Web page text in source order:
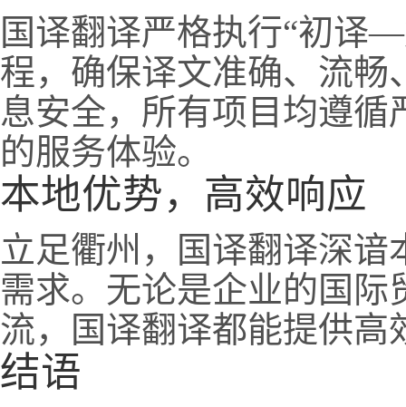
国译翻译严格执行“初
程，确保译文准确、流畅
息安全，所有项目均遵
的服务体验。
本地优势，高效响应
立足衢州，国译翻译深
需求。无论是企业的国
流，国译翻译都能提供高
结语